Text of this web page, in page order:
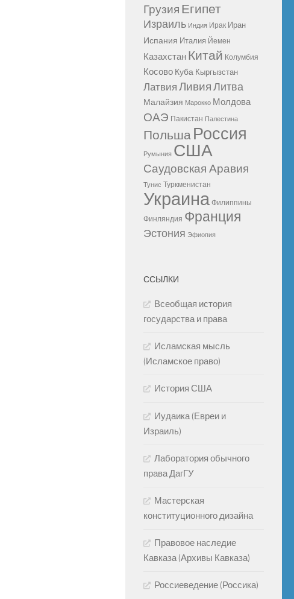
Грузия Египет
Израиль Индия Ирак Иран
Испания Италия Йемен
Казахстан Китай Колумбия
Косово Куба Кыргызстан
Латвия ЛивияЛитва
Малайзия Марокко Молдова
ОАЭ Пакистан Палестина
Польша Россия
Румыния США
Саудовская Аравия
Тунис Туркменистан
Украина Филиппины
Финляндия Франция
Эстония Эфиопия
ССЫЛКИ
Всеобщая история
государства и права
Исламская мысль
(Исламское право)
История США
Иудаика (Евреи и
Израиль)
Лаборатория обычного
права ДагГУ
Мастерская
конституционного дизайна
Правовое наследие
Кавказа (Архивы Кавказа)
Россиеведение (Россика)